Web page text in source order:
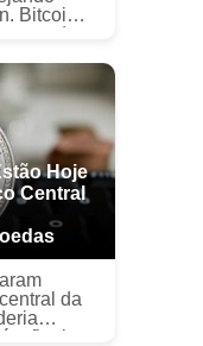
Bitcoin
de
...
Hoje
Central
da
o final